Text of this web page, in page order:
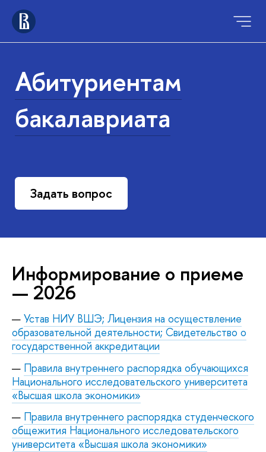
Абитуриентам
бакалавриата
Задать вопрос
Информирование о приеме
— 2026
Устав НИУ ВШЭ; Лицензия на осуществление
образовательной деятельности; Свидетельство о
государственной аккредитации
Правила внутреннего распорядка обучающихся
Национального исследовательского университета
«Высшая школа экономики»
Правила внутреннего распорядка студенческого
общежития Национального исследовательского
университета «Высшая школа экономики»